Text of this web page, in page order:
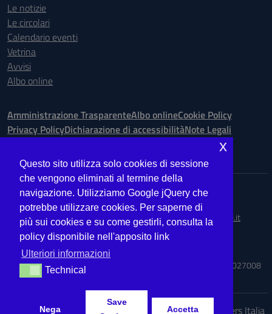
Le notizie
Le circolari
Calendario eventi
Vetrina
Avvisi
Albo online
Amministrazione TrasparenteAlbo onlineCookie Policy
Privacy PolicyDichiarazione di accessibilitàNote Legali
Indirizzo:Via Ugo Bassi is. 148 n. 73 - 98123 Messina
Centralino:090.9012763 Email:MEIS027008@istruzione.it
Posta elettronica certificata (PEC): meis027008@pec.istruzione.it
Codice fiscale: 03224560833
Codice meccanografico:MEIS027008
Codice Indice delle Pubbliche Amministrazioni (IPA): ISTSC_MEIS027008
Idea e progetto di Designers Italia
Questo sito utilizza solo cookies di sessione
che vengono eliminati al termine della
navigazione. Utilizziamo Google jQuery che
potrebbe utilizzare cookies. Per saperne di
più sui cookies e su come gestirli, consulta la
policy disponibile nell'apposito link
Ulteriori informazioni
TechnicalTechnical
Nega
Save
Accetta
x